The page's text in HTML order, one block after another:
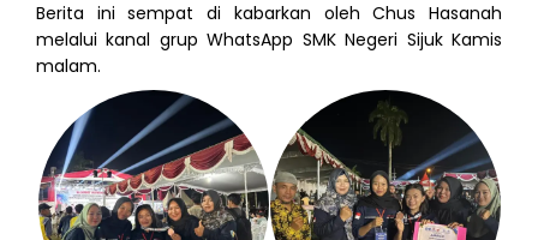
Berita ini sempat di kabarkan oleh Chus Hasanah
melalui kanal grup WhatsApp SMK Negeri Sijuk Kamis
malam.